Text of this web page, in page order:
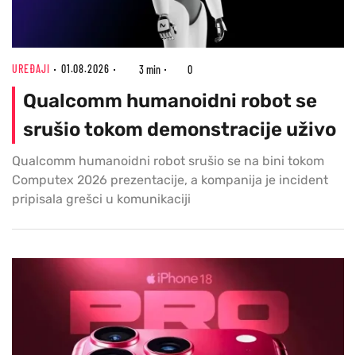
UREĐAJI 01.08.2026 3 min 0
Qualcomm humanoidni robot se
srušio tokom demonstracije uživo
Qualcomm humanoidni robot srušio se na bini tokom
Computex 2026 prezentacije, a kompanija je incident
pripisala grešci u komunikaciji